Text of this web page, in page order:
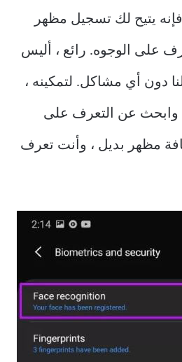
يتيح لك تسجيل مظهر
على الوجوه. رائع ، أليس
دون أي مشاكل. لتمكينه ،
، وابحث عن التعرف على
مظهر بديل ، وأنت تعرف